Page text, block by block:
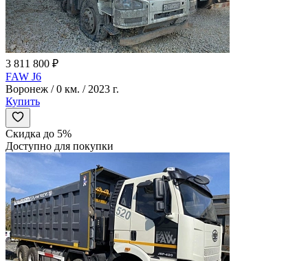
3 811 800 ₽
FAW J6
Воронеж / 0 км. / 2023 г.
Купить
Скидка до 5%
Доступно для покупки